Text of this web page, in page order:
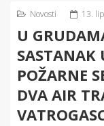
Novosti 13.
U
SASTANAK
POŽARNE
DVA AIR